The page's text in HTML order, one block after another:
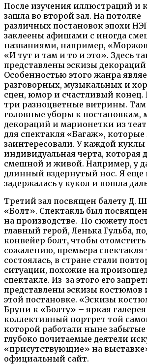
После изучения иллюстраций и
зашла во второй зал. На потолке
различных постановок эпохи
заклеены афишами с иногда
названиями, например,
«И тут и там и то и это». Здесь
представлены эскизы
Особенностью этого жанра
разговорных, музыкальных и
сцен, юмор и счастливый конец.
три разноцветные витрины. Там
головные уборы к постановкам,
декораций и марионетки из
для спектакля «Багаж»,
заинтересовали. У каждой куклы
индивидуальная черта, которая
смешной и живой. Например, у
длинный вздернутый нос. Я еще
задержалась у кукол и пошла
Третий зал посвящен балету Д.
«Болт». Спектакль был
на производстве. По сюжету
главный герой, Ленька Гульба,
конвейер болт, чтобы
сожалению, премьера спектакля
состоялась, в стране стали
ситуации, похожие на
спектакле. Из-за этого его
представлены эскизы костюмов
этой постановке. «Эскизы
Бруни к «Болту» – яркая
коллективный портрет той
которой работали ныне
глубоко почитаемые деятели
«присутствующие» на
официальный сайт.